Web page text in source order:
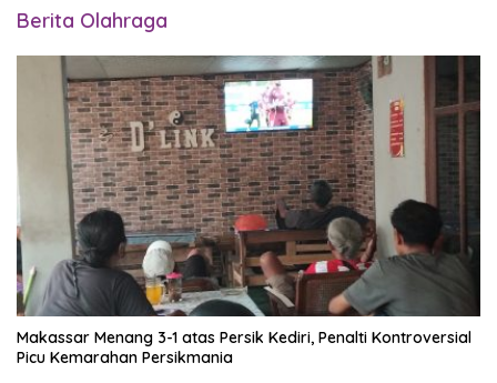
Berita Olahraga
Makassar Menang 3-1 atas Persik Kediri, Penalti Kontroversial
Picu Kemarahan Persikmania